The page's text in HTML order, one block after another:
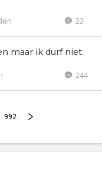
22
maar ik durf niet.
244
992